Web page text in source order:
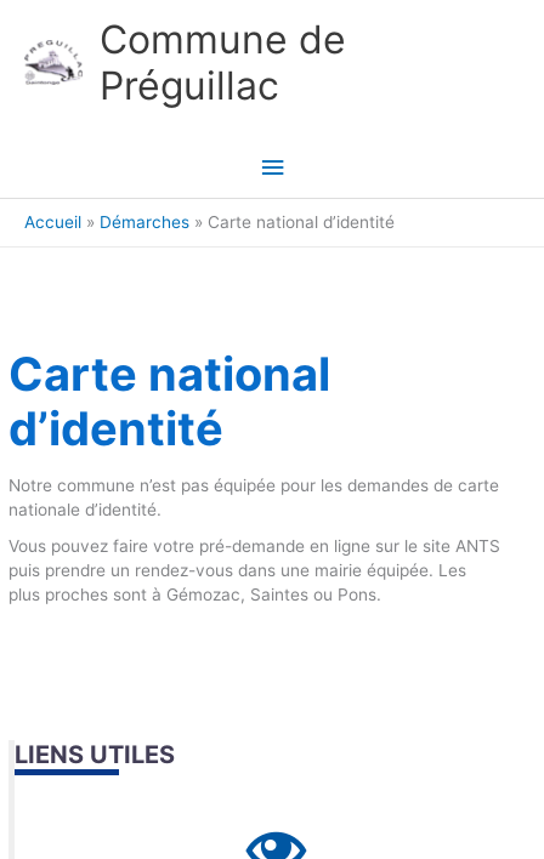
Commune de
Préguillac
Menu
principal
Accueil Démarches Carte national d’identité
Carte national
d’identité
Notre commune n’est pas équipée pour les demandes de carte
nationale d’identité.
Vous pouvez faire votre pré-demande en ligne sur le site ANTS
puis prendre un rendez-vous dans une mairie équipée. Les
plus proches sont à Gémozac, Saintes ou Pons.
LIENS UTILES